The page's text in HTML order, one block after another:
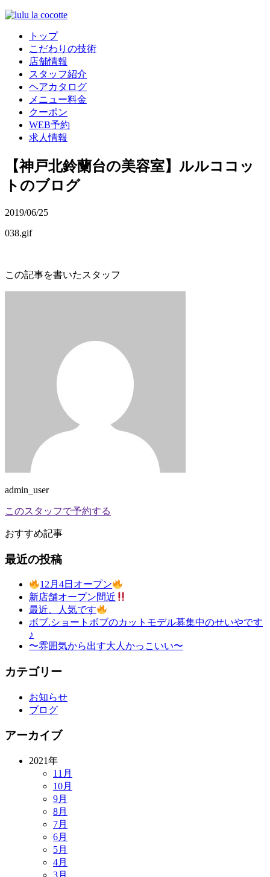
トップ
こだわりの技術
店舗情報
スタッフ紹介
ヘアカタログ
メニュー料金
クーポン
WEB予約
求人情報
【神戸北鈴蘭台の美容室】ルルココッ
トのブログ
2019/06/25
038.gif
この記事を書いたスタッフ
admin_user
このスタッフで予約する
おすすめ記事
最近の投稿
12月4日オープン
新店舗オープン間近
最近、人気です
ボブ.ショートボブのカットモデル募集中のせいやです
♪
〜雰囲気から出す大人かっこいい〜
カテゴリー
お知らせ
ブログ
アーカイブ
2021年
11月
10月
9月
8月
7月
6月
5月
4月